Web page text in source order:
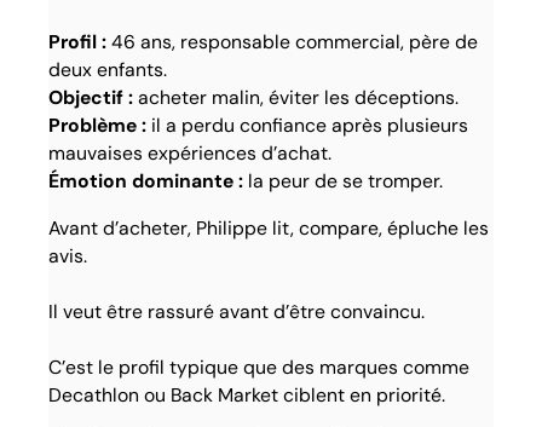
Profil :46 ans, responsable commercial, père de
deux enfants.
Objectif :acheter malin, éviter les déceptions.
Problème : il a perdu confiance après plusieurs
mauvaises expériences d’achat.
Émotion dominante : la peur de se tromper.
Avant d’acheter, Philippe lit, compare, épluche les
avis.
Il veut être rassuré avant d’être convaincu.
C’est le profil typique que des marques comme
Decathlon ou Back Market ciblent en priorité.